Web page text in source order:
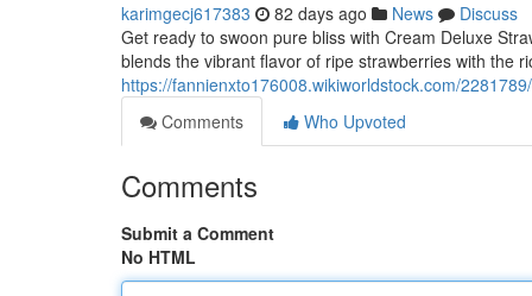
karimgecj617383 82 days ago News
Discuss
Get ready to swoon pure bliss with Cream Deluxe
blends the vibrant flavor of ripe strawberries with the
https://fannienxto176008.wikiworldstock.com/
Comments
Who Upvoted
Comments
Submit a Comment
No HTML